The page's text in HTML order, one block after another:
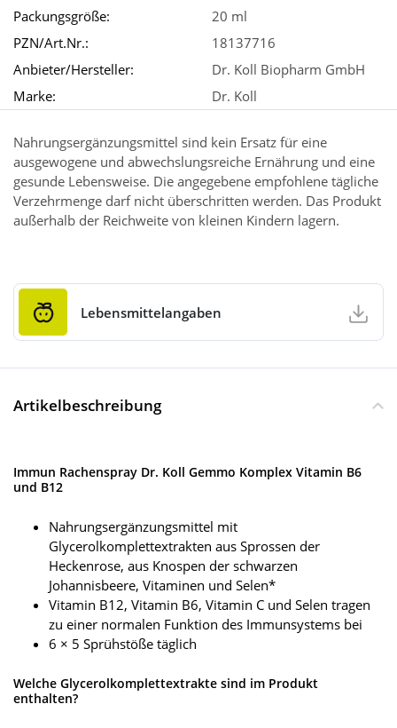
Packungsgröße:
20 ml
PZN/Art.Nr.:
18137716
Anbieter/Hersteller:
Dr. Koll Biopharm GmbH
Marke:
Dr. Koll
Nahrungsergänzungsmittel sind kein Ersatz für eine
ausgewogene und abwechslungsreiche Ernährung und eine
gesunde Lebensweise. Die angegebene empfohlene tägliche
Verzehrmenge darf nicht überschritten werden. Das Produkt
außerhalb der Reichweite von kleinen Kindern lagern.
Lebensmittelangaben
Artikelbeschreibung
Immun Rachenspray Dr. Koll Gemmo Komplex Vitamin B6
und B12
Nahrungsergänzungsmittel mit
Glycerolkomplettextrakten aus Sprossen der
Heckenrose, aus Knospen der schwarzen
Johannisbeere, Vitaminen und Selen*
Vitamin B12, Vitamin B6, Vitamin C und Selen tragen
zu einer normalen Funktion des Immunsystems bei
6 × 5 Sprühstöße täglich
Welche Glycerolkomplettextrakte sind im Produkt
enthalten?